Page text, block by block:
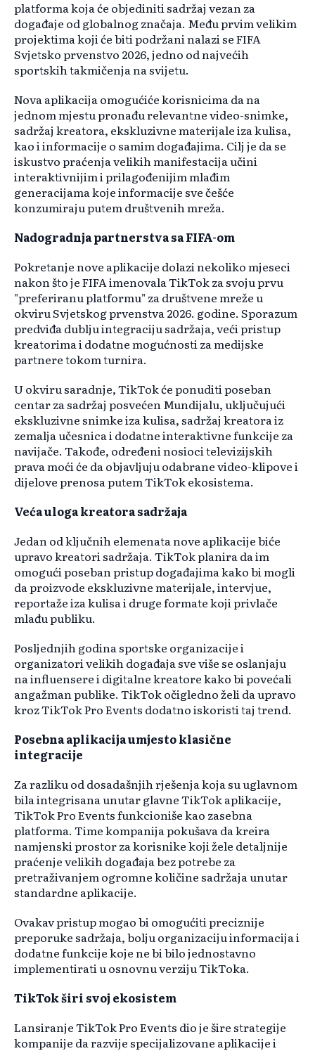
platforma koja će objediniti sadržaj vezan za
događaje od globalnog značaja. Među prvim velikim
projektima koji će biti podržani nalazi se FIFA
Svjetsko prvenstvo 2026, jedno od najvećih
sportskih takmičenja na svijetu.
Nova aplikacija omogućiće korisnicima da na
jednom mjestu pronađu relevantne video-snimke,
sadržaj kreatora, ekskluzivne materijale iza kulisa,
kao i informacije o samim događajima. Cilj je da se
iskustvo praćenja velikih manifestacija učini
interaktivnijim i prilagođenijim mlađim
generacijama koje informacije sve češće
konzumiraju putem društvenih mreža.
Nadogradnja partnerstva sa FIFA-om
Pokretanje nove aplikacije dolazi nekoliko mjeseci
nakon što je FIFA imenovala TikTok za svoju prvu
"preferiranu platformu" za društvene mreže u
okviru Svjetskog prvenstva 2026. godine. Sporazum
predviđa dublju integraciju sadržaja, veći pristup
kreatorima i dodatne mogućnosti za medijske
partnere tokom turnira.
U okviru saradnje, TikTok će ponuditi poseban
centar za sadržaj posvećen Mundijalu, uključujući
ekskluzivne snimke iza kulisa, sadržaj kreatora iz
zemalja učesnica i dodatne interaktivne funkcije za
navijače. Takođe, određeni nosioci televizijskih
prava moći će da objavljuju odabrane video-klipove i
dijelove prenosa putem TikTok ekosistema.
Veća uloga kreatora sadržaja
Jedan od ključnih elemenata nove aplikacije biće
upravo kreatori sadržaja. TikTok planira da im
omogući poseban pristup događajima kako bi mogli
da proizvode ekskluzivne materijale, intervjue,
reportaže iza kulisa i druge formate koji privlače
mlađu publiku.
Posljednjih godina sportske organizacije i
organizatori velikih događaja sve više se oslanjaju
na influensere i digitalne kreatore kako bi povećali
angažman publike. TikTok očigledno želi da upravo
kroz TikTok Pro Events dodatno iskoristi taj trend.
Posebna aplikacija umjesto klasične
integracije
Za razliku od dosadašnjih rješenja koja su uglavnom
bila integrisana unutar glavne TikTok aplikacije,
TikTok Pro Events funkcioniše kao zasebna
platforma. Time kompanija pokušava da kreira
namjenski prostor za korisnike koji žele detaljnije
praćenje velikih događaja bez potrebe za
pretraživanjem ogromne količine sadržaja unutar
standardne aplikacije.
Ovakav pristup mogao bi omogućiti preciznije
preporuke sadržaja, bolju organizaciju informacija i
dodatne funkcije koje ne bi bilo jednostavno
implementirati u osnovnu verziju TikToka.
TikTok širi svoj ekosistem
Lansiranje TikTok Pro Events dio je šire strategije
kompanije da razvije specijalizovane aplikacije i